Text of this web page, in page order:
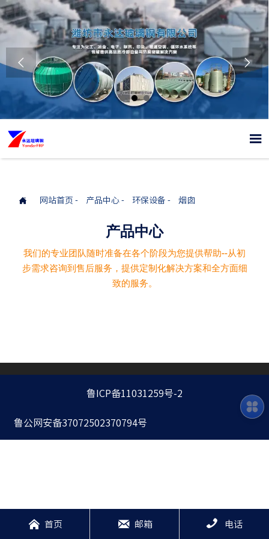
 

 网站首页 - 产品中心 - 环保设备 - 烟囱
产品中心
我们的专业团队随时准备在各个阶段为您提供帮助--从初
步需求咨询到售后服务，提供定制化解决方案和全方面细
致的服务。
鲁ICP备11031259号-2
鲁公网安备37072502370794号
 首页  邮箱  电话